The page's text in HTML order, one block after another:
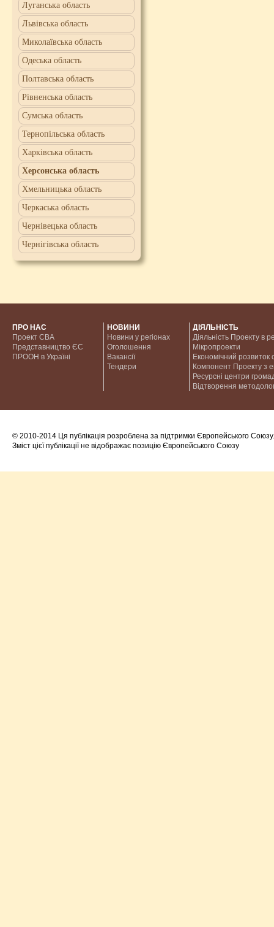
Луганська область
Львівська область
Миколаївська область
Одеська область
Полтавська область
Рівненська область
Сумська область
Тернопільська область
Харківська область
Херсонська область
Хмельницька область
Черкаська область
Чернівецька область
Чернігівська область
ПРО НАС
Проект CBA
Представництво ЄС
ПРООН в Україні
НОВИНИ
Новини у регіонах
Оголошення
Вакансії
Тендери
ДІЯЛЬНІСТЬ
Діяльність Проекту в
Мікропроекти
Економічний розвиток
Компонент Проекту з
Ресурсні центри
Відтворення
© 2010-2014 Ця публікація розроблена за підтримки Європейського Союзу.
Зміст цієї публікації не відображає позицію Європейського Союзу